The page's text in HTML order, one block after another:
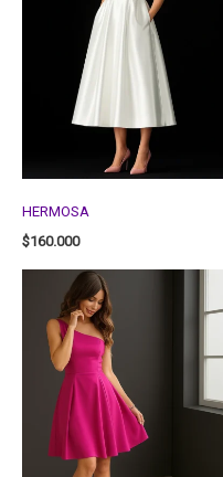
HERMOSA
$160.000